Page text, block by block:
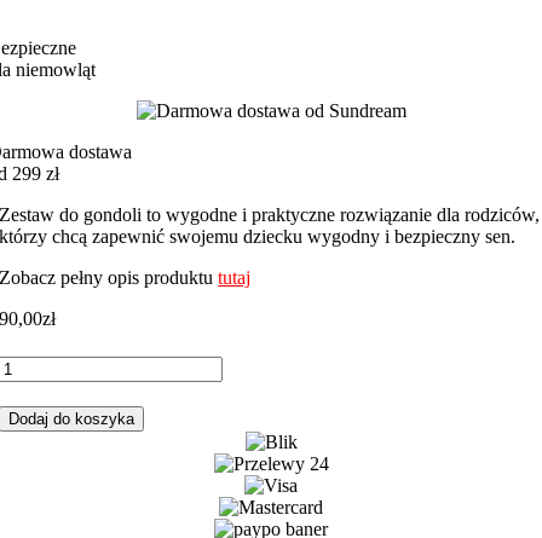
niemowląt
dostawa
299 zł
Zestaw do gondoli to wygodne i praktyczne rozwiązanie dla rodziców,
którzy chcą zapewnić swojemu dziecku wygodny i bezpieczny sen.
Zobacz pełny opis produktututaj
90,00zł
Dodaj do koszyka